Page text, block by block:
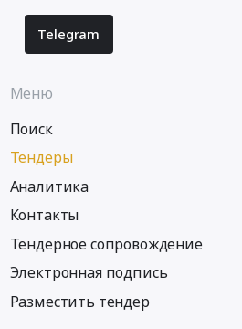
Telegram
Меню
Поиск
Тендеры
Аналитика
Контакты
Тендерное сопровождение
Электронная подпись
Разместить тендер